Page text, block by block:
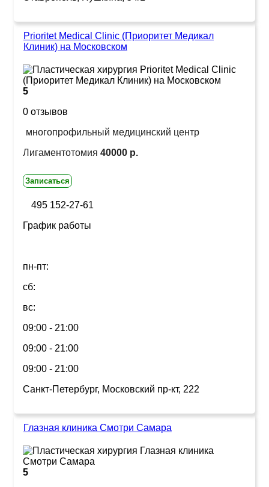
Prioritet Medical Clinic (Приоритет Медикал
Клиник) на Московском
5
0 отзывов
многопрофильный медицинский центр
Лигаментотомия 40000 р.
Записаться
495 152-27-61
График работы
пн-пт:
сб:
вс:
09:00 - 21:00
09:00 - 21:00
09:00 - 21:00
Санкт-Петербург, Московский пр-кт, 222
Глазная клиника Смотри Самара
5